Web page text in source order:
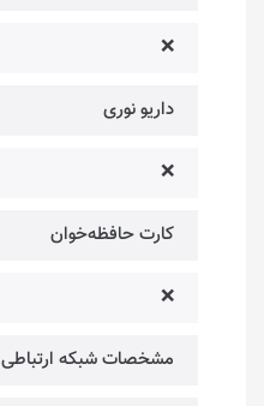
❌
داریو نوری
❌
کارت حافظه‌خوان
❌
مشخصات شبکه ارتباطی